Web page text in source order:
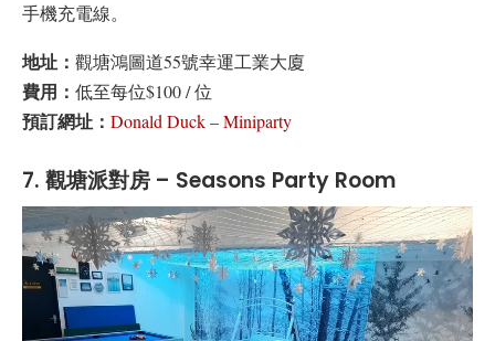
手機充電線。
地址： 觀塘鴻圖道55號幸運工業大廈
費用： 低至每位$100 / 位
預訂網址： Donald Duck – Miniparty
7. 觀塘派對房 – Seasons Party Room